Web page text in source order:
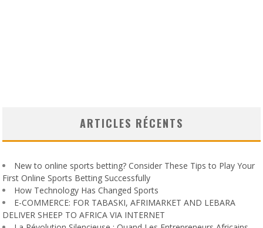
ARTICLES RÉCENTS
New to online sports betting? Consider These Tips to Play Your
First Online Sports Betting Successfully
How Technology Has Changed Sports
E-COMMERCE: FOR TABASKI, AFRIMARKET AND LEBARA
DELIVER SHEEP TO AFRICA VIA INTERNET